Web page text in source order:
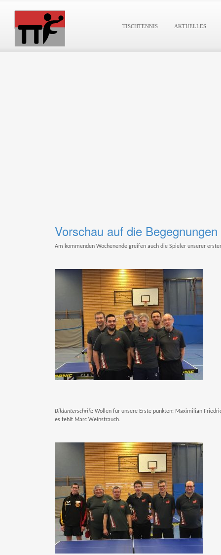
TISCHTENNIS AKTUELLES
Vorschau auf die
Am kommenden Wochenende greifen auch die Spieler unserer
Bildunterschrift: Wollen für unsere Erste punkten: Maximilian
es fehlt Marc Weinstrauch.